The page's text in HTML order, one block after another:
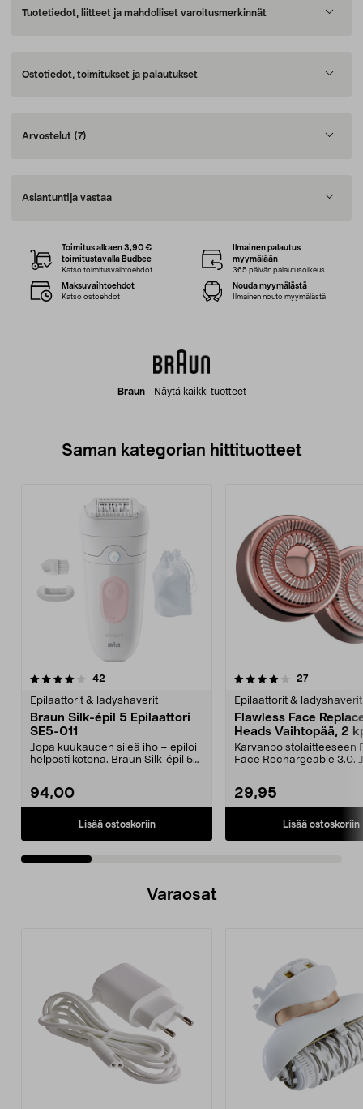
Tuotetiedot, liitteet ja mahdolliset varoitusmerkinnät
Ostotiedot, toimitukset ja palautukset
Arvostelut (7)
Asiantuntija vastaa
Braun- Näytä kaikki tuotteet
Toimitus alkaen 3,90 €
toimitustavalla Budbee
Katso toimitusvaihtoehdot
Ilmainen palautus
myymälään
365 päivän palautusoikeus
Maksuvaihtoehdot
Katso ostoehdot
Nouda myymälästä
Ilmainen nouto myymälästä
Saman kategorian hittituotteet
42
Epilaattorit & ladyshaverit
Braun Silk-épil 5 Epilaattori
SE5-011
Jopa kuukauden sileä iho – epiloi
helposti kotona. Braun Silk-épil 5
94,00
Lisää ostoskoriin
4.0 viidestä
27arvostelut
Epilaattorit & ladyshaverit
Flawless Face
Heads Vaihtopää, 2
Karvanpoistolaitteeseen
Face Rechargeable 3.0.
29,95
Lisää ostoskoriin
3.0 viidestä
Varaosat